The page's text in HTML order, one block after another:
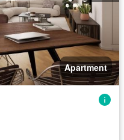
Apartment